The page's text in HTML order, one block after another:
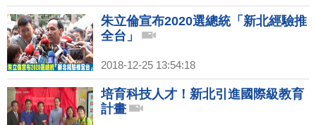
朱立倫宣布2020選總統「新北經驗推
全台」
2018-12-25 13:54:18
培育科技人才！新北引進國際級教育
計畫